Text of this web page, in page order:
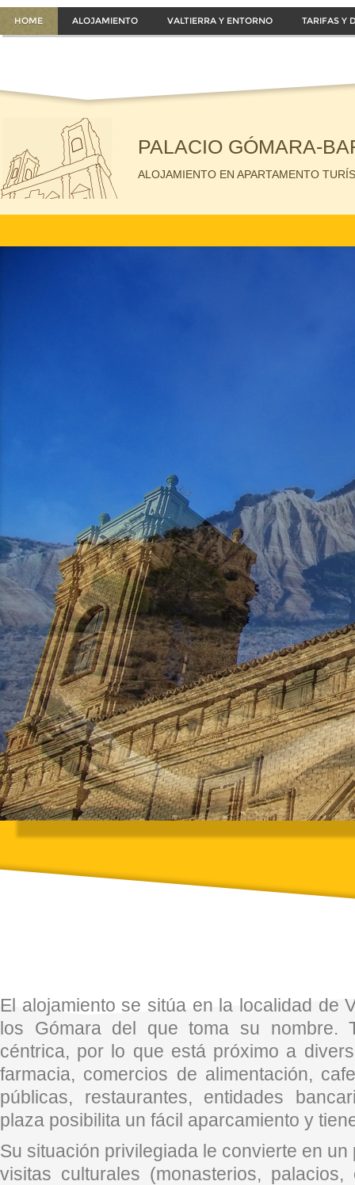
PALACIO GÓMARA-
ALOJAMIENTO EN APARTAMENTO
HOME ALOJAMIENTO VALTIERRA Y ENTORNO TARIFAS Y
El alojamiento se sitúa en la localidad de
los Gómara del que toma su nombre.
céntrica, por lo que está próximo a
farmacia, comercios de alimentación,
públicas, restaurantes, entidades
plaza posibilita un fácil aparcamiento y
Su situación privilegiada le convierte en
visitas culturales (monasterios,